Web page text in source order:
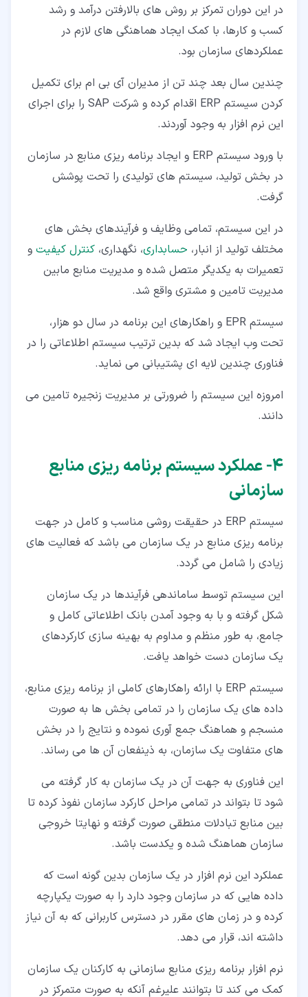
در این دوران تمرکز بر روش های بالارفتن درآمد و رشد
کسب و کارها، با کمک ایجاد هماهنگی های لازم در
عملکردهای سازمان بود.
چندین سال بعد چند تن از مدیران آی بی ام برای تکمیل
کردن سیستم ERP اقدام کرده و شرکت SAP را برای اجرای
این نرم افزار به وجود آوردند.
با ورود سیستم ERP و ایجاد برنامه ریزی منابع در سازمان
در بخش تولید، سیستم های تولیدی را تحت پوشش
گرفت.
در این سیستم، تمامی وظایف و فرآیندهای بخش های
مختلف تولید از انبار، حسابداری، نگهداری، کنترل کیفیت و
تعمیرات به یکدیگر متصل شده و مدیریت منابع مابین
مدیریت تامین و مشتری واقع شد.
سیستم EPR و راهکارهای این برنامه در سال دو هزار،
تحت وب ایجاد شد که بدین ترتیب سیستم اطلاعاتی را در
فناوری چندین لایه ای پشتیبانی می نماید.
امروزه این سیستم را ضرورتی بر مدیریت زنجیره تامین می
دانند.
۴‏- عملکرد سیستم برنامه ریزی منابع
سازمانی
سیستم ERP در حقیقت روشی مناسب و کامل در جهت
برنامه ریزی منابع در یک سازمان می باشد که فعالیت های
زیادی را شامل می گردد.
این سیستم توسط ساماندهی فرآیندها در یک سازمان
شکل گرفته و با به وجود آمدن بانک اطلاعاتی کامل و
جامع، به طور منظم و مداوم به بهینه سازی کارکردهای
یک سازمان دست خواهد یافت.
سیستم ERP با ارائه راهکارهای کاملی از برنامه ریزی منابع،
داده های یک سازمان را در تمامی بخش ها به صورت
منسجم و هماهنگ جمع آوری نموده و نتایج را در بخش
های متفاوت یک سازمان، به ذینفعان آن ها می رساند.
این فناوری به جهت آن در یک سازمان به کار گرفته می
شود تا بتواند در تمامی مراحل کارکرد سازمان نفوذ کرده تا
بین منابع تبادلات منطقی صورت گرفته و نهایتا خروجی
سازمان هماهنگ شده و یکدست باشد.
عملکرد این نرم افزار در یک سازمان بدین گونه است که
داده هایی که در سازمان وجود دارد را به صورت یکپارچه
کرده و در زمان های مقرر در دسترس کاربرانی که به آن نیاز
داشته اند، قرار می دهد.
نرم افزار برنامه ریزی منابع سازمانی به کارکنان یک سازمان
کمک می کند تا بتوانند علیرغم آنکه به صورت متمرکز در